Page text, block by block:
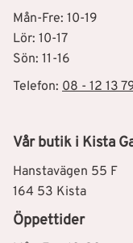
Mån-Fre: 10-19
Lör: 10-17
Sön: 11-16
Telefon: 08 - 12 13
Vår butik i Kista
Hanstavägen 55 F
164 53 Kista
Öppettider